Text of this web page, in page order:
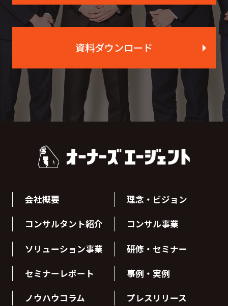
資料ダウンロード
会社概要 理念・ビジョン
コンサルタント紹介 コンサル事業
ソリューション事業 研修・セミナー
セミナーレポート 事例・実例
ノウハウコラム プレスリリース